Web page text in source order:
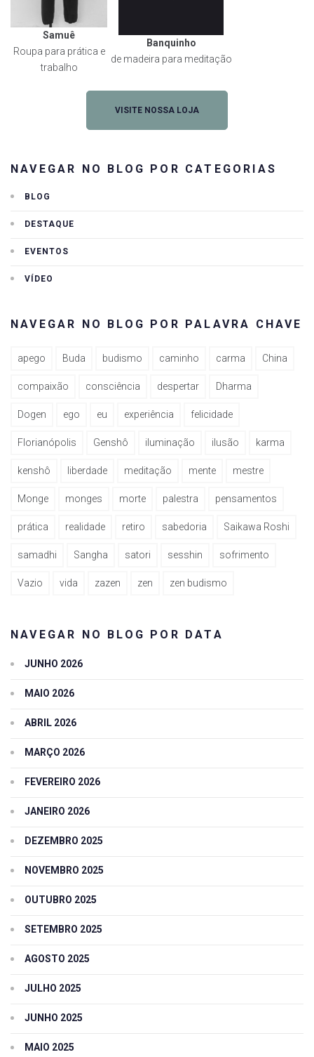
Samuê
Roupa para prática e
trabalho
Banquinho
de madeira para meditação
VISITE NOSSA LOJA
NAVEGAR NO BLOG POR CATEGORIAS
BLOG
DESTAQUE
EVENTOS
VÍDEO
NAVEGAR NO BLOG POR PALAVRA CHAVE
apego Buda budismo caminho carma China
compaixão consciência despertar Dharma
Dogen ego eu experiência felicidade
Florianópolis Genshô iluminação ilusão karma
kenshô liberdade meditação mente mestre
Monge monges morte palestra pensamentos
prática realidade retiro sabedoria Saikawa Roshi
samadhi Sangha satori sesshin sofrimento
Vazio vida zazen zen zen budismo
NAVEGAR NO BLOG POR DATA
JUNHO 2026
MAIO 2026
ABRIL 2026
MARÇO 2026
FEVEREIRO 2026
JANEIRO 2026
DEZEMBRO 2025
NOVEMBRO 2025
OUTUBRO 2025
SETEMBRO 2025
AGOSTO 2025
JULHO 2025
JUNHO 2025
MAIO 2025